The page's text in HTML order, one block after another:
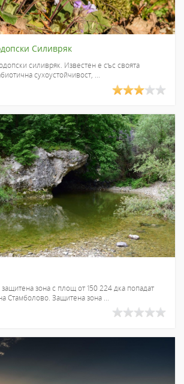
Силивряк
силивряк. Известен е със своята
сухоустойчивост, ...
защитена зона с площ от 150 224 дка попадат
Стамболово. Защитена зона ...